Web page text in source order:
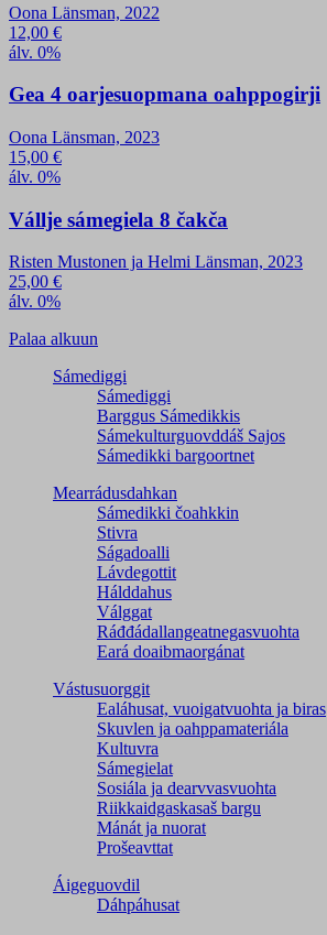
Oona Länsman, 2022
12,00 €
álv. 0%
Gea 4 oarjesuopmana oahppogirji
Oona Länsman, 2023
15,00 €
álv. 0%
Vállje sámegiela 8 čakča
Risten Mustonen ja Helmi Länsman, 2023
25,00 €
álv. 0%
Palaa alkuun
Sámediggi
Sámediggi
Barggus Sámedikkis
Sámekulturguovddáš Sajos
Sámedikki bargoortnet
Mearrádusdahkan
Sámedikki čoahkkin
Stivra
Ságadoalli
Lávdegottit
Hálddahus
Válggat
Ráđđádallangeatnegas­vuohta
Eará doaibmaorgánat
Vástusuorggit
Ealáhusat, vuoigatvuohta ja biras
Skuvlen ja oahppamateriála
Kultuvra
Sámegielat
Sosiála ja dearvvasvuohta
Riikkaidgaskasaš bargu
Mánát ja nuorat
Prošeavttat
Áigeguovdil
Dáhpáhusat